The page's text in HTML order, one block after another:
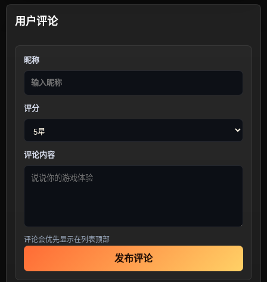
用户评论
昵称
评分
评论内容
评论会优先显示在列表顶部
发布评论